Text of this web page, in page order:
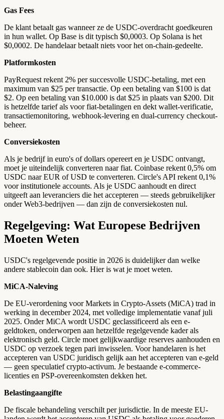
Gas Fees
De klant betaalt gas wanneer ze de USDC-overdracht goedkeuren
in hun wallet. Op Base is dit typisch $0,0003. Op Solana is het
$0,0002. De handelaar betaalt niets voor het on-chain-gedeelte.
Platformkosten
PayRequest rekent 2% per succesvolle USDC-betaling, met een
maximum van $25 per transactie. Op een betaling van $100 is dat
$2. Op een betaling van $10.000 is dat $25 in plaats van $200. Dit
is hetzelfde tarief als voor fiat-betalingen en dekt wallet-verificatie,
transactiemonitoring, webhook-levering en dual-currency checkout-
beheer.
Conversiekosten
Als je bedrijf in euro's of dollars opereert en je USDC ontvangt,
moet je uiteindelijk converteren naar fiat. Coinbase rekent 0,5% om
USDC naar EUR of USD te converteren. Circle's API rekent 0,1%
voor institutionele accounts. Als je USDC aanhoudt en direct
uitgeeft aan leveranciers die het accepteren — steeds gebruikelijker
onder Web3-bedrijven — dan zijn de conversiekosten nul.
Regelgeving: Wat Europese Bedrijven
Moeten Weten
USDC's regelgevende positie in 2026 is duidelijker dan welke
andere stablecoin dan ook. Hier is wat je moet weten.
MiCA-Naleving
De EU-verordening voor Markets in Crypto-Assets (MiCA) trad in
werking in december 2024, met volledige implementatie vanaf juli
2025. Onder MiCA wordt USDC geclassificeerd als een e-
geldtoken, onderworpen aan hetzelfde regelgevende kader als
elektronisch geld. Circle moet gelijkwaardige reserves aanhouden en
USDC op verzoek tegen pari inwisselen. Voor handelaren is het
accepteren van USDC juridisch gelijk aan het accepteren van e-geld
— geen speculatief crypto-activum. Je bestaande e-commerce-
licenties en PSP-overeenkomsten dekken het.
Belastingaangifte
De fiscale behandeling verschilt per jurisdictie. In de meeste EU-